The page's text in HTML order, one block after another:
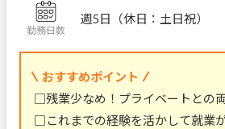
勤務日数
週5日（休日：土日祝）
おすすめポイント
□残業少なめ！プライベートとの
□これまでの経験を活かして就業